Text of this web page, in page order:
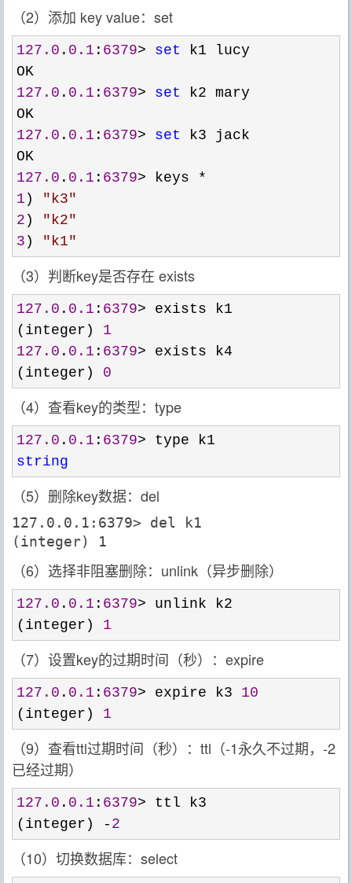
（2）添加 key value：set
127.0 . 0.1 : 6379> set k1 lucy
127.0 . 0.1 : 6379> set k2 mary
127.0 . 0.1 : 6379> set k3 jack
127.0 . 0.1 : 6379
1 ) " k3"
2 ) " k2"
3 ) " k1"
（3）判断key是否存在 exists
127.0 . 0.1 : 6379> exists k1
(integer) 1
127.0 . 0.1 : 6379> exists k4
(integer) 0
（4）查看key的类型：type
127.0 . 0.1 : 6379>
string
（5）删除key数据：del
127.0.0.1:6379> del k1
(integer) 1
（6）选择非阻塞删除：unlink（异步删除）
127.0 . 0.1 : 6379> unlink k2
(integer) 1
（7）设置key的过期时间（秒）：expire
127.0 . 0.1 : 6379> expire k3 10
(integer) 1
（9）查看ttl过期时间（秒）：ttl（-1永久不过期，-2
已经过期）
127.0 . 0.1 : 6379> ttl k3
(integer)
- 2
（10）切换数据库：select